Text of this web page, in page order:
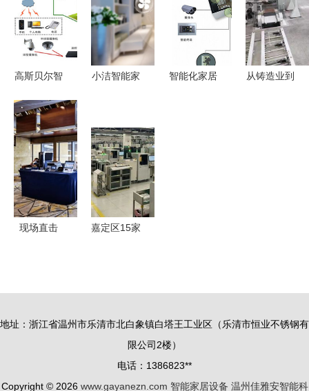
连接4K视
界，开启智
能生活新篇
智能生活新
篇章
以卓越设计
引领智能清
洁新体验
的飞跃
高斯贝尔智
造未来生活
的智能设备
新篇章
小洁智能家
技钥匙
智能化家居
从铸造业到
现场直击
新智能产品
嘉定区15家
级
地址：浙江省温州市乐清市北白象镇白塔王工业区（乐清市恒业不锈钢有
限公司2楼）
电话：1386823**
Copyright © 2026 www.gayanezn.com 智能家居设备 温州佳雅安智能科